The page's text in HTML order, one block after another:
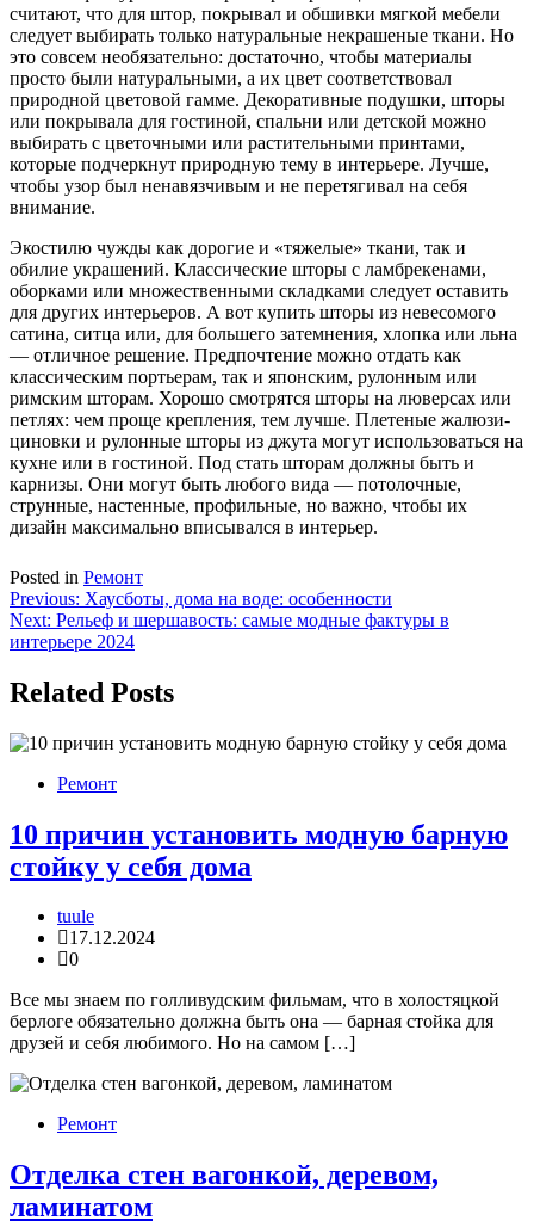
считают, что для штор, покрывал и обшивки мягкой мебели
следует выбирать только натуральные некрашеные ткани. Но
это совсем необязательно: достаточно, чтобы материалы
просто были натуральными, а их цвет соответствовал
природной цветовой гамме. Декоративные подушки, шторы
или покрывала для гостиной, спальни или детской можно
выбирать с цветочными или растительными принтами,
которые подчеркнут природную тему в интерьере. Лучше,
чтобы узор был ненавязчивым и не перетягивал на себя
внимание.
Экостилю чужды как дорогие и «тяжелые» ткани, так и
обилие украшений. Классические шторы с ламбрекенами,
оборками или множественными складками следует оставить
для других интерьеров. А вот купить шторы из невесомого
сатина, ситца или, для большего затемнения, хлопка или льна
— отличное решение. Предпочтение можно отдать как
классическим портьерам, так и японским, рулонным или
римским шторам. Хорошо смотрятся шторы на люверсах или
петлях: чем проще крепления, тем лучше. Плетеные жалюзи-
циновки и рулонные шторы из джута могут использоваться на
кухне или в гостиной. Под стать шторам должны быть и
карнизы. Они могут быть любого вида — потолочные,
струнные, настенные, профильные, но важно, чтобы их
дизайн максимально вписывался в интерьер.
Posted in Ремонт
Навигация
по
Previous: Хаусботы, дома на воде: особенности
Next: Рельеф и шершавость: самые модные фактуры в
интерьере 2024
Related Posts
Ремонт
10 причин установить модную барную
стойку у себя дома
tuule
17.12.2024
0
Все мы знаем по голливудским фильмам, что в холостяцкой
берлоге обязательно должна быть она — барная стойка для
друзей и себя любимого. Но на самом […]
Ремонт
Отделка стен вагонкой, деревом,
ламинатом